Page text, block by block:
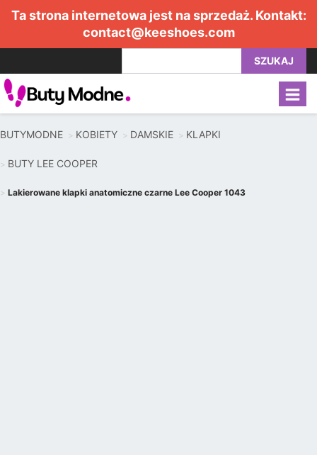
Ta strona internetowa jest na sprzedaż. Kontakt:
contact@keeshoes.com
SZUKAJ
BUTYMODNE KOBIETY DAMSKIE KLAPKI
BUTY LEE COOPER
Lakierowane klapki anatomiczne czarne Lee Cooper 1043